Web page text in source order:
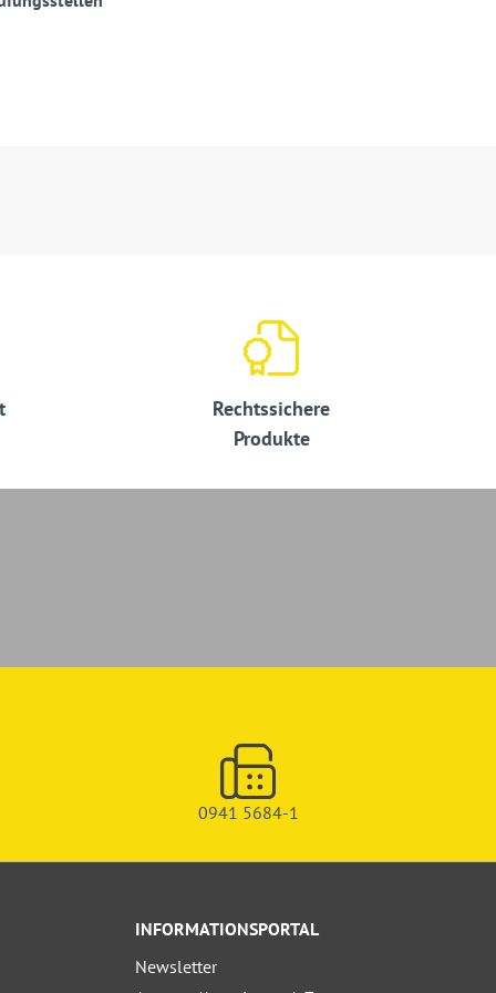
Rechtssichere
Produkte
0941 5684-1
INFORMATIONSPORTAL
Newsletter